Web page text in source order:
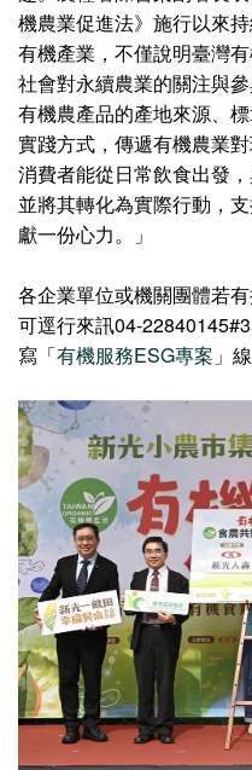
機農業促進法》施行以來
有機產業，不僅說明臺灣
社會對永續農業的關注與
有機農產品的產地來源、
實踐方式，傳遞有機農業
消費者能從日常飲食出發
並將其轉化為實際行動，
獻一份心力。」
各企業單位或機關團體若
可逕行來訊04-
寫「有機服務ESG專案 」